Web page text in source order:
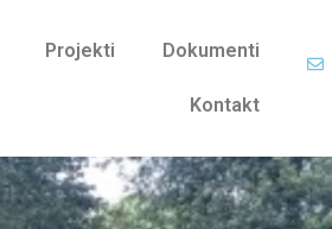
Projekti Dokumenti
Kontakt